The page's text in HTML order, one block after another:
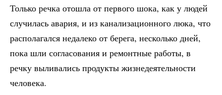
Только речка отошла от первого шока, как у людей
случилась авария, и из канализационного люка, что
располагался недалеко от берега, несколько дней,
пока шли согласования и ремонтные работы, в
речку выливались продукты жизнедеятельности
человека.